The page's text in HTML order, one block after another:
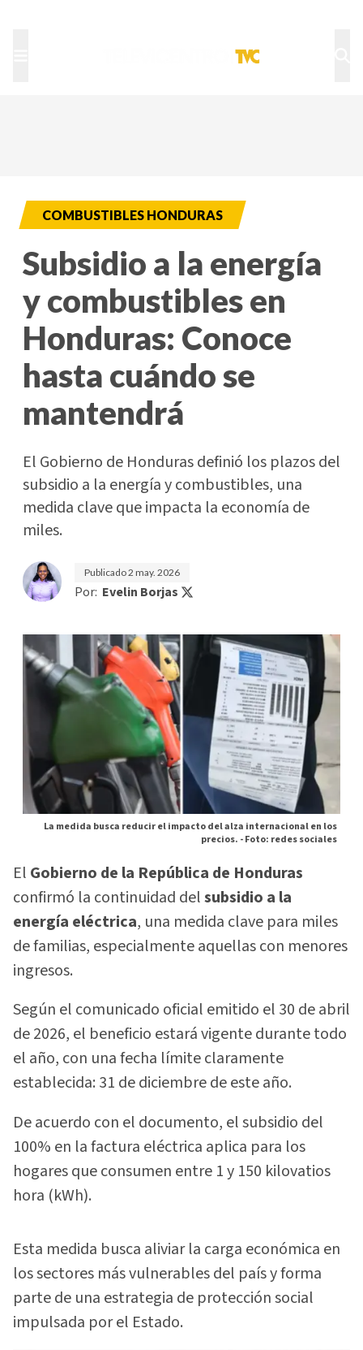
COMBUSTIBLES HONDURAS
Subsidio a la energía
y combustibles en
Honduras: Conoce
hasta cuándo se
mantendrá
El Gobierno de Honduras definió los plazos del
subsidio a la energía y combustibles, una
medida clave que impacta la economía de
miles.
Publicado2 may. 2026
Por: Evelin Borjas
La medida busca reducir el impacto del alza internacional en los
precios. -Foto: redes sociales
El Gobierno de la República de Honduras
confirmó la continuidad delsubsidio a la
energía eléctrica, una medida clave para miles
de familias, especialmente aquellas con menores
ingresos.
Según el comunicado oficial emitido el 30 de abril
de 2026, el beneficio estará vigente durante todo
el año, con una fecha límite claramente
establecida: 31 de diciembre de este año.
De acuerdo con el documento, el subsidio del
100% en la factura eléctrica aplica para los
hogares que consumen entre 1 y 150 kilovatios
hora (kWh).
Esta medida busca aliviar la carga económica en
los sectores más vulnerables del país y forma
parte de una estrategia de protección social
impulsada por el Estado.